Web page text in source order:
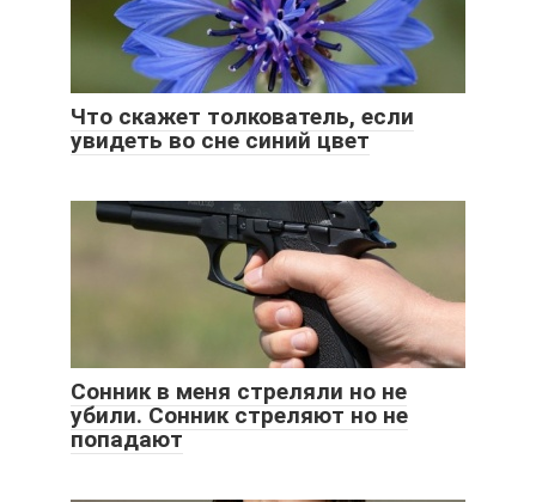
Что скажет толкователь, если
увидеть во сне синий цвет
Сонник в меня стреляли но не
убили. Сонник стреляют но не
попадают